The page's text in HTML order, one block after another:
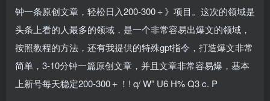
钟一条原创文章，轻松日入200-300＋》项目。这次的领域是
头条上看的人最多的领域，是一个非常容易出爆文的领域，
按照教程的方法，还有我提供的特殊gpt指令，打造爆文非常
简单，3-10分钟一篇原创文章，并且文章非常容易爆，基本
上新号每天稳定200-300＋！! q/ W” U6 H% Q3 c. P